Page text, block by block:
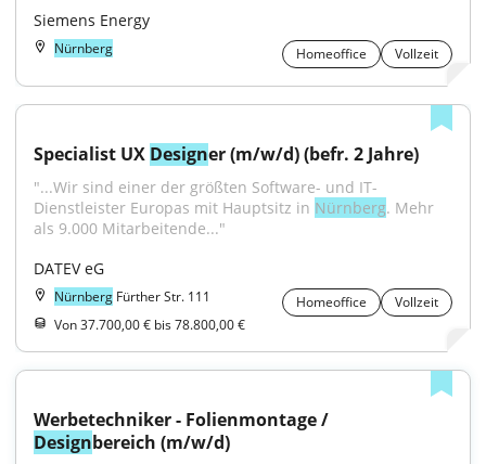
Siemens Energy
Nürnberg Homeoffice Vollzeit
Specialist UX Designer (m/w/d) (befr. 2 Jahre)
"...Wir sind einer der größten Software- und IT-
Dienstleister Europas mit Hauptsitz in Nürnberg. Mehr
als 9.000 Mitarbeitende..."
DATEV eG
Nürnberg Fürther Str. 111 Homeoffice
Vollzeit
Von 37.700,00 € bis 78.800,00 €
Designbereich (m/w/d)